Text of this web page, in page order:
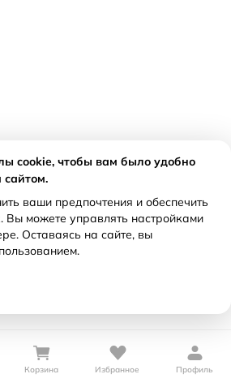
Корзина Избранное Профиль
cookie, чтобы вам было удобно
сайтом.
ваши предпочтения и обеспечить
Вы можете управлять настройками
Оставаясь на сайте, вы